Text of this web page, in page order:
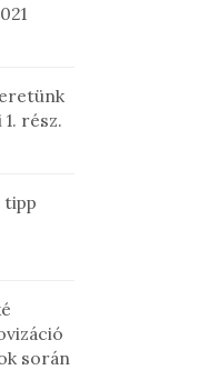
rész.
tipp
során